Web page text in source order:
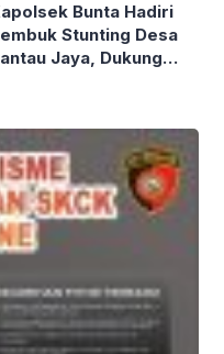
Bunta Hadiri
Stunting Desa
Jaya, Dukung